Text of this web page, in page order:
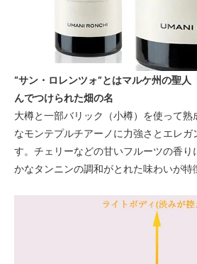
“サン・ロレンツォ”とはマルケ州の聖人
んでつけられた畑の名
大樽と一部バリック（小樽）を使って熟
なモンテプルチアーノに力強さとエレガ
す。チェリーなどの甘いフルーツの香り
かなタンニンの調和がとれた味わいが特